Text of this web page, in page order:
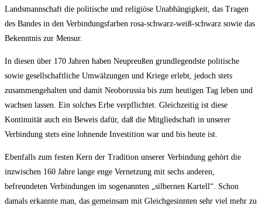
Landsmannschaft die politische und religiöse Unabhängigkeit, das Tragen
des Bandes in den Verbindungsfarben rosa-schwarz-weiß-schwarz sowie das
Bekenntnis zur Mensur.
In diesen über 170 Jahren haben Neupreußen grundlegendste politische
sowie gesellschaftliche Umwälzungen und Kriege erlebt, jedoch stets
zusammengehalten und damit Neoborussia bis zum heutigen Tag leben und
wachsen lassen. Ein solches Erbe verpflichtet. Gleichzeitig ist diese
Kontinuität auch ein Beweis dafür, daß die Mitgliedschaft in unserer
Verbindung stets eine lohnende Investition war und bis heute ist.
Ebenfalls zum festen Kern der Tradition unserer Verbindung gehört die
inzwischen 160 Jahre lange enge Vernetzung mit sechs anderen,
befreundeten Verbindungen im sogenannten „silbernen Kartell“. Schon
damals erkannte man, das gemeinsam mit Gleichgesinnten sehr viel mehr zu